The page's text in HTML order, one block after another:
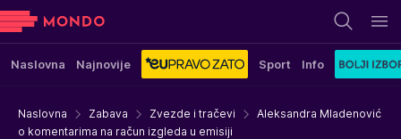
Naslovna Najnovije Sport Info
Naslovna Zabava Zvezde i tračevi
Aleksandra Mladenović
o komentarima na račun izgleda u emisiji